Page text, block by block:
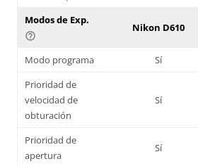
Modos de Exp.
help_outline
Nikon D610
Modo programa Sí
Prioridad de
velocidad de
obturación
Sí
Prioridad de
apertura
Sí